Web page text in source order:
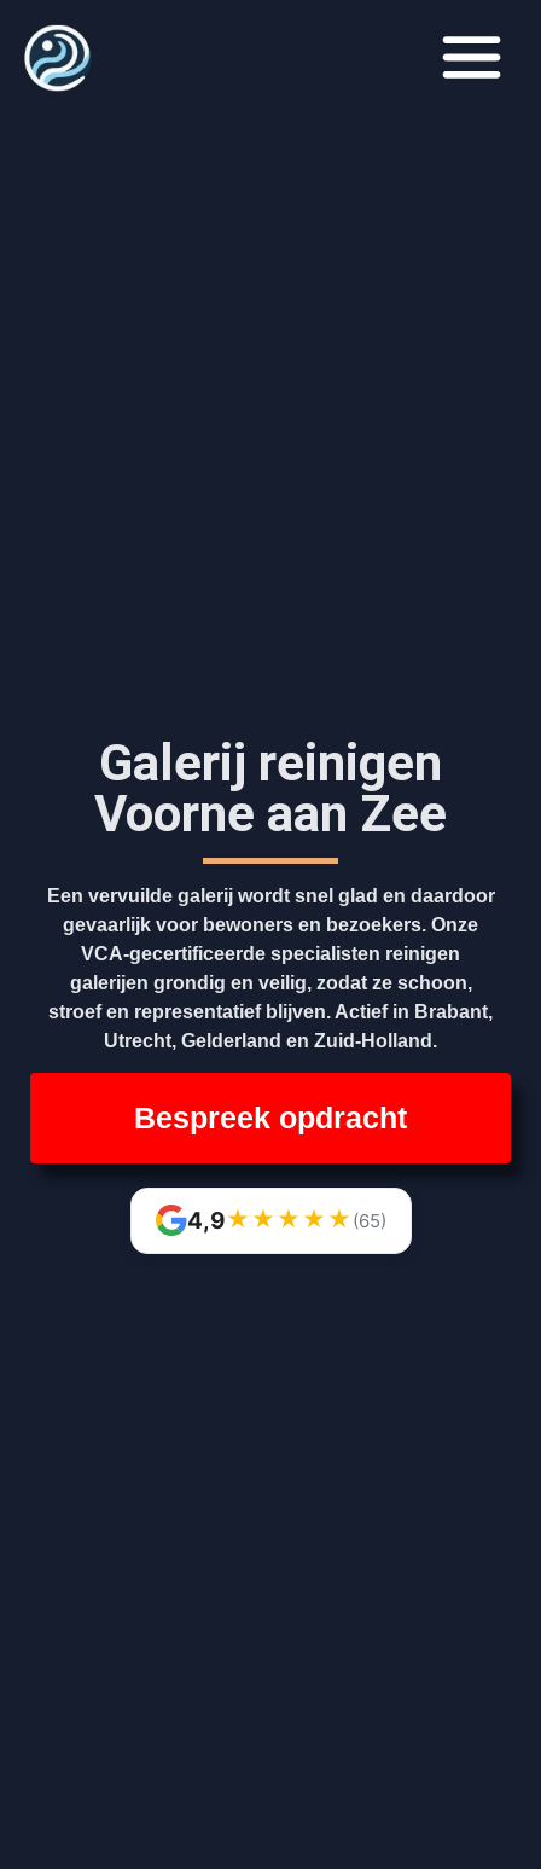
Galerij reinigen
Voorne aan Zee
Een vervuilde galerij wordt snel glad en daardoor
gevaarlijk voor bewoners en bezoekers. Onze
VCA-gecertificeerde specialisten reinigen
galerijen grondig en veilig, zodat ze schoon,
stroef en representatief blijven. Actief in Brabant,
Utrecht, Gelderland en Zuid-Holland.
Bespreek opdracht
4,9★ ★ ★ ★ ★ (65)